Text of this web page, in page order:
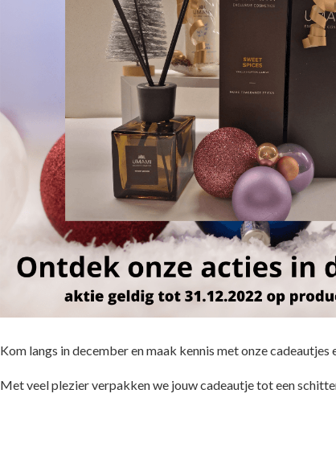
Kom langs in december en maak kennis met onze cadeautjes
Met veel plezier verpakken we jouw cadeautje tot een